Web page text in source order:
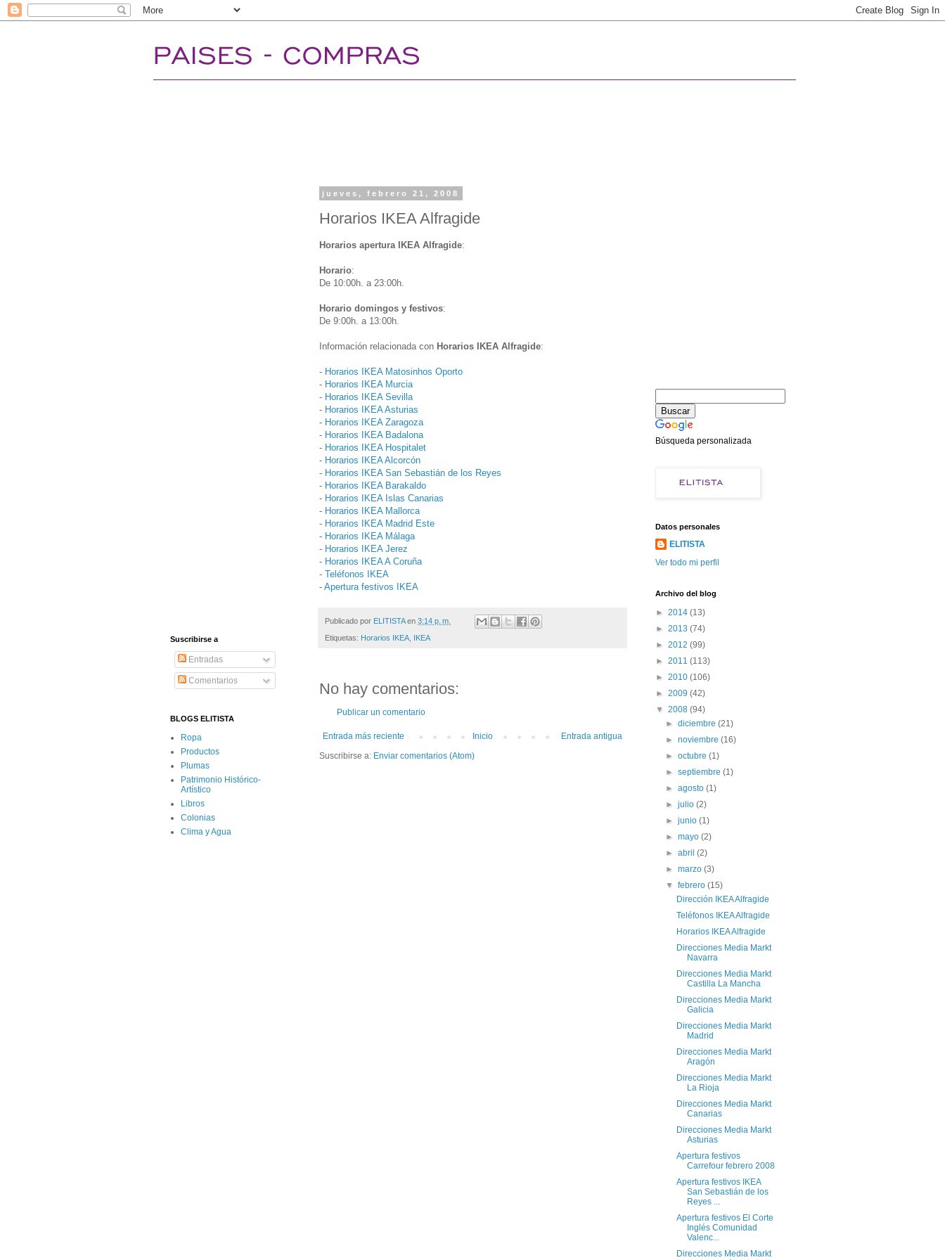
jueves, febrero 21, 2008
Horarios IKEA Alfragide
Horarios apertura IKEA Alfragide:
Horario:
De 10:00h. a 23:00h.
Horario domingos y festivos:
De 9:00h. a 13:00h.
Información relacionada con Horarios IKEA Alfragide:
- Horarios IKEA Matosinhos Oporto
- Horarios IKEA Murcia
- Horarios IKEA Sevilla
- Horarios IKEA Asturias
- Horarios IKEA Zaragoza
- Horarios IKEA Badalona
- Horarios IKEA Hospitalet
- Horarios IKEA Alcorcón
- Horarios IKEA San Sebastián de los Reyes
- Horarios IKEA Barakaldo
- Horarios IKEA Islas Canarias
- Horarios IKEA Mallorca
- Horarios IKEA Madrid Este
- Horarios IKEA Málaga
- Horarios IKEA Jerez
- Horarios IKEA A Coruña
- Teléfonos IKEA
- Apertura festivos IKEA
Publicado por ELITISTA en 3:14 p. m.
Etiquetas: Horarios IKEA IKEA
No hay comentarios:
Publicar un comentario
Entrada más reciente Entrada antigua
Inicio
Suscribirse a: Enviar comentarios (Atom)
Suscribirse a
Entradas
Comentarios
BLOGS ELITISTA
Ropa
Productos
Plumas
Patrimonio Histórico-
Artístico
Libros
Colonias
Clima y Agua
Búsqueda personalizada
Datos personales
ELITISTA
Ver todo mi perfil
Archivo del blog
► 2014 (13)
► 2013 (74)
► 2012 (99)
► 2011 (113)
► 2010 (106)
► 2009 (42)
▼ 2008 (94)
►diciembre(21)
►noviembre(16)
►octubre(1)
►septiembre(1)
►agosto(1)
►julio(2)
►junio(1)
►mayo(2)
►abril(2)
►marzo(3)
▼febrero(15)
Dirección IKEA Alfragide
Teléfonos IKEA Alfragide
Horarios IKEA Alfragide
Direcciones Media Markt
Navarra
Direcciones Media Markt
Castilla La Mancha
Direcciones Media Markt
Galicia
Direcciones Media Markt
Madrid
Direcciones Media Markt
Aragón
Direcciones Media Markt
La Rioja
Direcciones Media Markt
Canarias
Direcciones Media Markt
Asturias
Apertura festivos
Carrefour febrero 2008
Apertura festivos IKEA
San Sebastián de los
Reyes ...
Apertura festivos El Corte
Inglés Comunidad
Valenc...
Direcciones Media Markt